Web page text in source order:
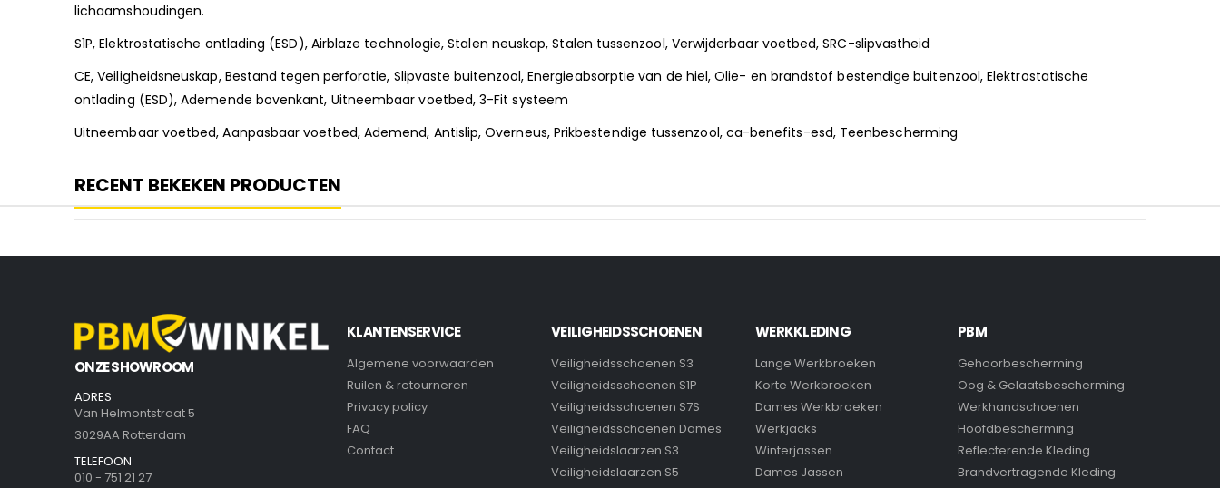
lichaamshoudingen.
S1P, Elektrostatische ontlading (ESD), Airblaze technologie, Stalen neuskap, Stalen tussenzool, Verwijderbaar voetbed, SRC-slipvastheid
CE, Veiligheidsneuskap, Bestand tegen perforatie, Slipvaste buitenzool, Energieabsorptie van de hiel, Olie- en brandstof bestendige buitenzool, Elektrostatische
ontlading (ESD), Ademende bovenkant, Uitneembaar voetbed, 3-Fit systeem
Uitneembaar voetbed, Aanpasbaar voetbed, Ademend, Antislip, Overneus, Prikbestendige tussenzool, ca-benefits-esd, Teenbescherming
RECENT BEKEKEN PRODUCTEN
ONZE SHOWROOM
ADRES
Van Helmontstraat 5
3029AA Rotterdam
TELEFOON
010 - 751 21 27
KLANTENSERVICE
Algemene voorwaarden
Ruilen & retourneren
Privacy policy
FAQ
Contact
VEILIGHEIDSSCHOENEN
Veiligheidsschoenen S3
Veiligheidsschoenen S1P
Veiligheidsschoenen S7S
Veiligheidsschoenen Dames
Veiligheidslaarzen S3
Veiligheidslaarzen S5
WERKKLEDING
Lange Werkbroeken
Korte Werkbroeken
Dames Werkbroeken
Werkjacks
Winterjassen
Dames Jassen
PBM
Gehoorbescherming
Oog & Gelaatsbescherming
Werkhandschoenen
Hoofdbescherming
Reflecterende Kleding
Brandvertragende Kleding